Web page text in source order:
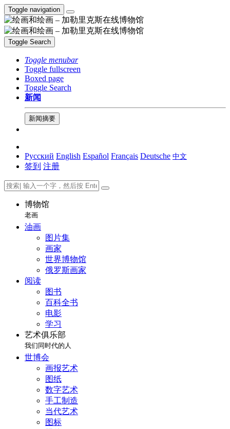
Toggle navigation
Toggle Search
Toggle menubar
Toggle fullscreen
Boxed page
Toggle Search
新闻
新闻摘要
Русский English Español Français Deutsche 中文
签到 注册
博物馆
老画
油画
图片集
画家
世界博物馆
俄罗斯画家
阅读
图书
百科全书
电影
学习
艺术俱乐部
我们同时代的人
世博会
画报艺术
图纸
数字艺术
手工制造
当代艺术
图标